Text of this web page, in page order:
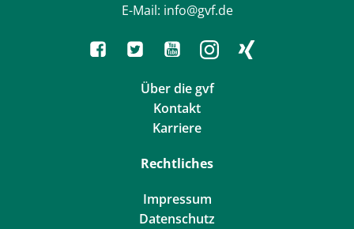
E-Mail: info@gvf.de
Über die gvf
Kontakt
Karriere
Rechtliches
Impressum
Datenschutz